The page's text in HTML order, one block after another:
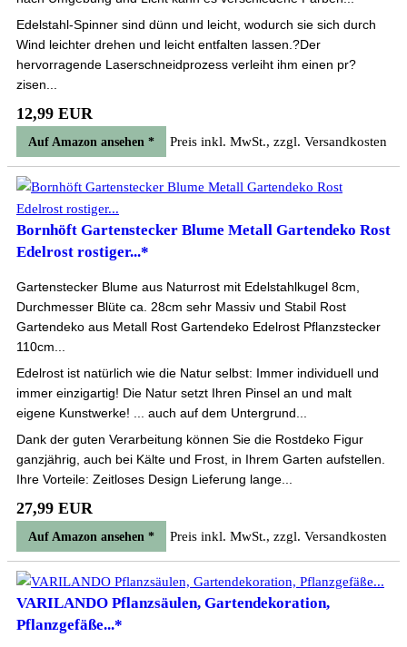
Edelstahl-Spinner sind dünn und leicht, wodurch sie sich durch
Wind leichter drehen und leicht entfalten lassen.?Der
hervorragende Laserschneidprozess verleiht ihm einen pr?
zisen...
12,99 EUR
Auf Amazon ansehen * Preis inkl. MwSt., zzgl. Versandkosten
Bornhöft Gartenstecker Blume Metall Gartendeko Rost
Edelrost rostiger...*
Gartenstecker Blume aus Naturrost mit Edelstahlkugel 8cm,
Durchmesser Blüte ca. 28cm sehr Massiv und Stabil Rost
Gartendeko aus Metall Rost Gartendeko Edelrost Pflanzstecker
110cm...
Edelrost ist natürlich wie die Natur selbst: Immer individuell und
immer einzigartig! Die Natur setzt Ihren Pinsel an und malt
eigene Kunstwerke! ... auch auf dem Untergrund...
Dank der guten Verarbeitung können Sie die Rostdeko Figur
ganzjährig, auch bei Kälte und Frost, in Ihrem Garten aufstellen.
Ihre Vorteile: Zeitloses Design Lieferung lange...
27,99 EUR
Auf Amazon ansehen * Preis inkl. MwSt., zzgl. Versandkosten
VARILANDO Pflanzsäulen, Gartendekoration,
Pflanzgefäße...*